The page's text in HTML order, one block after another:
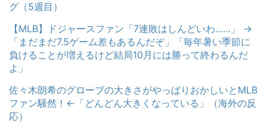
グ（5週目）
【MLB】ドジャースファン「7連敗はしんどいわ……」 →
「まだまだ7.5ゲーム差もあるんだぞ」「毎年暑い季節に
負けることが増えるけど結局10月には勝って終わるんだ
よ」
佐々木朗希のグローブの大きさがやっぱりおかしいとMLB
ファン騒然！←「どんどん大きくなっている」（海外の反
応）